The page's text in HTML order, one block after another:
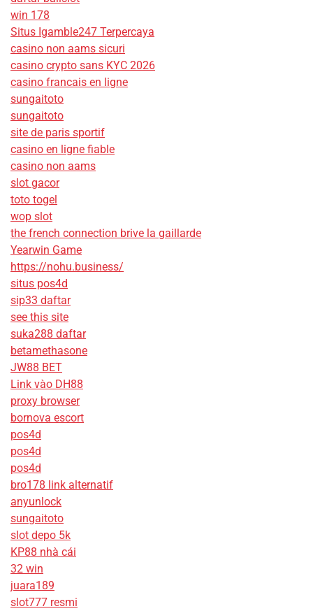
win 178
Situs Igamble247 Terpercaya
casino non aams sicuri
casino crypto sans KYC 2026
casino francais en ligne
sungaitoto
sungaitoto
site de paris sportif
casino en ligne fiable
casino non aams
slot gacor
toto togel
wop slot
the french connection brive la gaillarde
Yearwin Game
https://nohu.business/
situs pos4d
sip33 daftar
see this site
suka288 daftar
betamethasone
JW88 BET
Link vào DH88
proxy browser
bornova escort
pos4d
pos4d
pos4d
bro178 link alternatif
anyunlock
sungaitoto
slot depo 5k
KP88 nhà cái
32 win
juara189
slot777 resmi